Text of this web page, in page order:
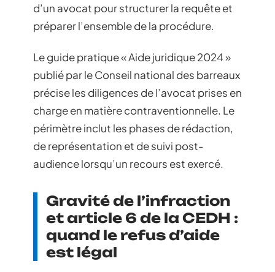
d’un avocat pour structurer la requête et
préparer l’ensemble de la procédure.
Le guide pratique « Aide juridique 2024 »
publié par le Conseil national des barreaux
précise les diligences de l’avocat prises en
charge en matière contraventionnelle. Le
périmètre inclut les phases de rédaction,
de représentation et de suivi post-
audience lorsqu’un recours est exercé.
Gravité de l’infraction
et article 6 de la CEDH :
quand le refus d’aide
est légal